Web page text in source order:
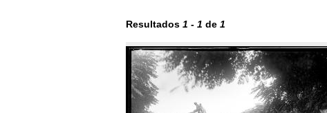
Resultados 1 - 1 de 1